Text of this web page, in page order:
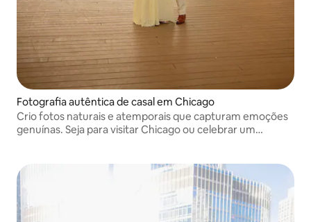
Fotografia autêntica de casal em Chicago
Crio fotos naturais e atemporais que capturam emoções
genuínas. Seja para visitar Chicago ou celebrar um